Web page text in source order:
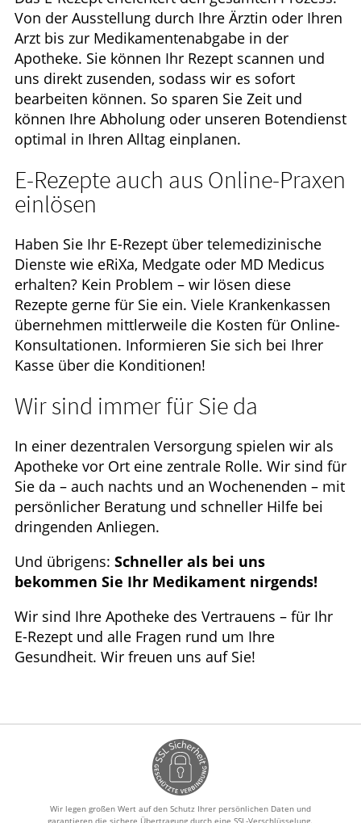
Von der Ausstellung durch Ihre Ärztin oder Ihren
Arzt bis zur Medikamentenabgabe in der
Apotheke. Sie können Ihr Rezept scannen und
uns direkt zusenden, sodass wir es sofort
bearbeiten können. So sparen Sie Zeit und
können Ihre Abholung oder unseren Botendienst
optimal in Ihren Alltag einplanen.
E-Rezepte auch aus Online-Praxen
einlösen
Haben Sie Ihr E-Rezept über telemedizinische
Dienste wie eRiXa, Medgate oder MD Medicus
erhalten? Kein Problem – wir lösen diese
Rezepte gerne für Sie ein. Viele Krankenkassen
übernehmen mittlerweile die Kosten für Online-
Konsultationen. Informieren Sie sich bei Ihrer
Kasse über die Konditionen!
Wir sind immer für Sie da
In einer dezentralen Versorgung spielen wir als
Apotheke vor Ort eine zentrale Rolle. Wir sind für
Sie da – auch nachts und an Wochenenden – mit
persönlicher Beratung und schneller Hilfe bei
dringenden Anliegen.
Und übrigens: Schneller als bei uns
bekommen Sie Ihr Medikament nirgends!
Wir sind Ihre Apotheke des Vertrauens – für Ihr
E-Rezept und alle Fragen rund um Ihre
Gesundheit. Wir freuen uns auf Sie!
Wir legen großen Wert auf den Schutz Ihrer persönlichen Daten und
garantieren die sichere Übertragung durch eine SSL-Verschlüsselung.